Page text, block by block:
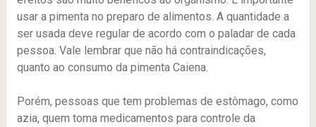
usar a pimenta no preparo de alimentos. A quantidade a
ser usada deve regular de acordo com o paladar de cada
pessoa. Vale lembrar que não há contraindicações,
quanto ao consumo da pimenta Caiena.
Porém, pessoas que tem problemas de estômago, como
azia, quem toma medicamentos para controle da